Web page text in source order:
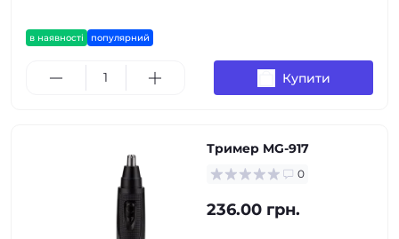
в наявності популярний
Купити
Тример MG-917
0
236.00 грн.